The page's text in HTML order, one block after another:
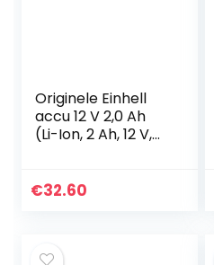
Originele Einhell
accu 12 V 2,0 Ah
(Li-Ion, 2 Ah, 12 V,
batterijbeheer,
€32.60